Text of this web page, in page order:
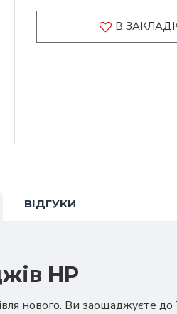
В
ВІДГУКИ
HP
нового. Ви заощаджуєте